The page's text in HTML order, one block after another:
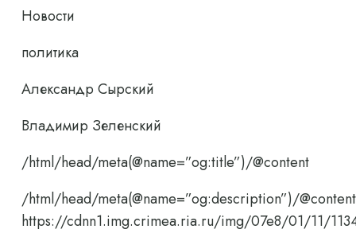
Новости
политика
Александр Сырский
Владимир Зеленский
/html/head/meta(@name=”og:title”)/@content
/html/head/meta(@name=”og:description”)/@content
https://cdnn1.img.crimea.ria.ru/img/07e8/01/11/